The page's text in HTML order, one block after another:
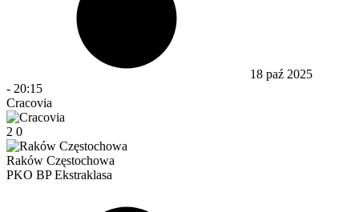
18 paź 2025
- 20:15
Cracovia
2 0
Raków Częstochowa
PKO BP Ekstraklasa